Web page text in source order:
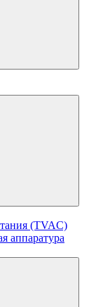
(TVAC)
аппаратура